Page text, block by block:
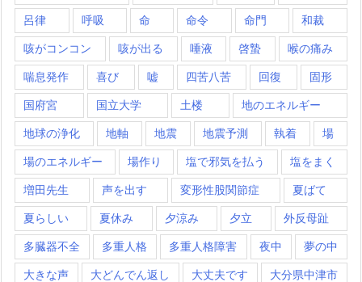
呂律 呼吸 命 命令 命門 和裁
咳がコンコン 咳が出る 唾液 啓蟄 喉の痛み
喘息発作 喜び 嘘 四苦八苦 回復 固形
国府宮 国立大学 土楼 地のエネルギー
地球の浄化 地軸 地震 地震予測 執着 場
場のエネルギー 場作り 塩で邪気を払う 塩をまく
増田先生 声を出す 変形性股関節症 夏ばて
夏らしい 夏休み 夕涼み 夕立 外反母趾
多臓器不全 多重人格 多重人格障害 夜中 夢の中
大きな声 大どんでん返し 大丈夫です 大分県中津市